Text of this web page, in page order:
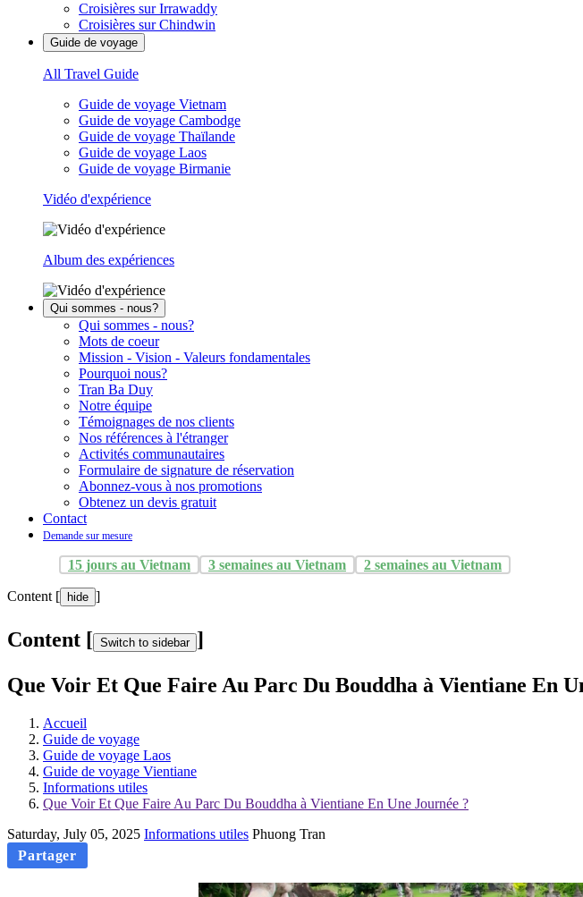
Croisières sur Irrawaddy
Croisières sur Chindwin
Guide de voyage
All Travel Guide
Guide de voyage Vietnam
Guide de voyage Cambodge
Guide de voyage Thaïlande
Guide de voyage Laos
Guide de voyage Birmanie
Vidéo d'expérience
Album des expériences
Qui sommes - nous?
Qui sommes - nous?
Mots de coeur
Mission - Vision - Valeurs fondamentales
Pourquoi nous?
Tran Ba Duy
Notre équipe
Témoignages de nos clients
Nos références à l'étranger
Activités communautaires
Formulaire de signature de réservation
Abonnez-vous à nos promotions
Obtenez un devis gratuit
Contact
Demande sur mesure
15 jours au Vietnam 3 semaines au Vietnam 2 semaines au Vietnam
Content [ hide ]
Content [ Switch to sidebar ]
Que Voir Et Que Faire Au Parc Du Bouddha à Vientiane En
Accueil
Guide de voyage
Guide de voyage Laos
Guide de voyage Vientiane
Informations utiles
Que Voir Et Que Faire Au Parc Du Bouddha à Vientiane En Une Journée ?
Saturday, July 05, 2025 Informations utiles Phuong Tran
Partager